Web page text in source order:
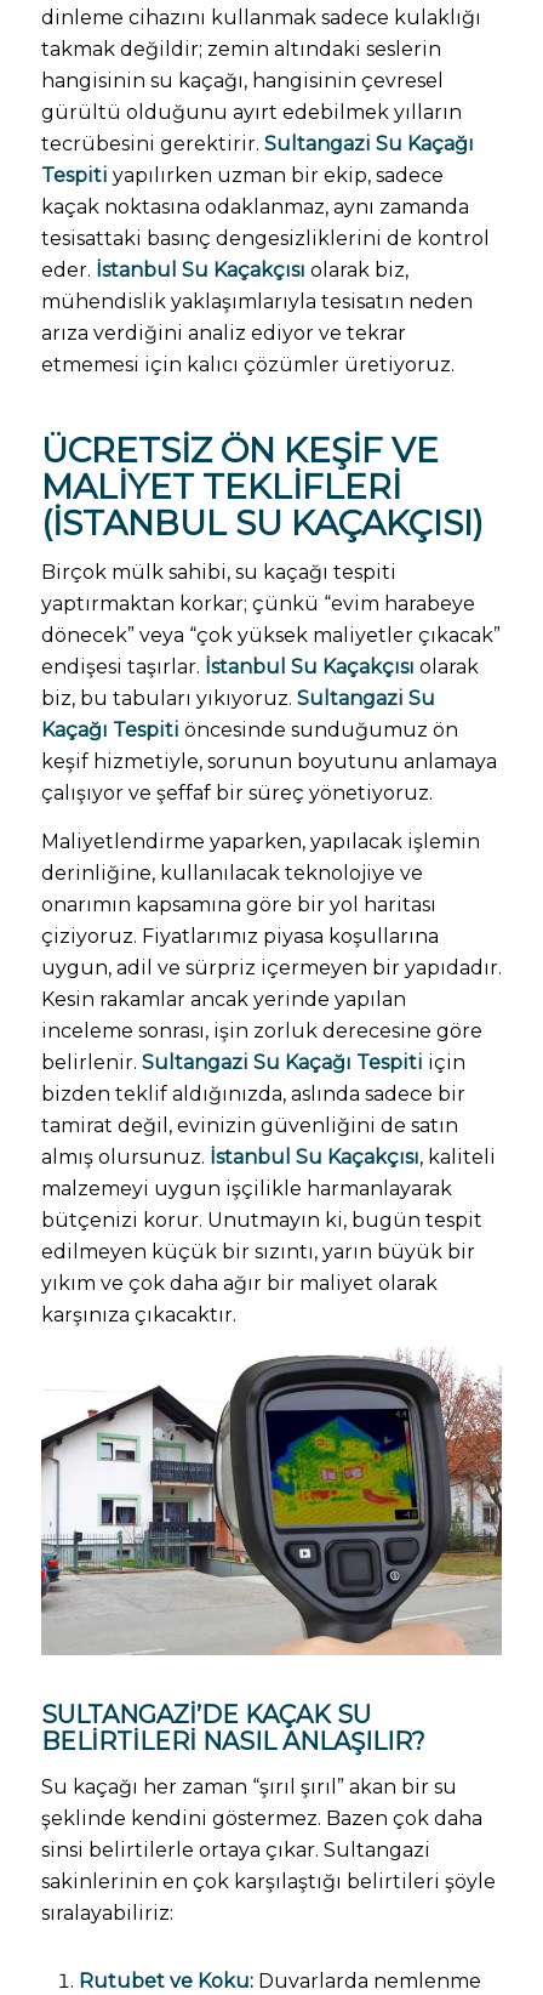
dinleme cihazını kullanmak sadece kulaklığı
takmak değildir; zemin altındaki seslerin
hangisinin su kaçağı, hangisinin çevresel
gürültü olduğunu ayırt edebilmek yılların
tecrübesini gerektirir. Sultangazi Su Kaçağı
Tespiti yapılırken uzman bir ekip, sadece
kaçak noktasına odaklanmaz, aynı zamanda
tesisattaki basınç dengesizliklerini de kontrol
eder. İstanbul Su Kaçakçısı olarak biz,
mühendislik yaklaşımlarıyla tesisatın neden
arıza verdiğini analiz ediyor ve tekrar
etmemesi için kalıcı çözümler üretiyoruz.
ÜCRETSIZ ÖN KEŞIF VE
MALIYET TEKLIFLERI
(İSTANBUL SU KAÇAKÇISI)
Birçok mülk sahibi, su kaçağı tespiti
yaptırmaktan korkar; çünkü “evim harabeye
dönecek” veya “çok yüksek maliyetler çıkacak”
endişesi taşırlar. İstanbul Su Kaçakçısı olarak
biz, bu tabuları yıkıyoruz. Sultangazi Su
Kaçağı Tespiti öncesinde sunduğumuz ön
keşif hizmetiyle, sorunun boyutunu anlamaya
çalışıyor ve şeffaf bir süreç yönetiyoruz.
Maliyetlendirme yaparken, yapılacak işlemin
derinliğine, kullanılacak teknolojiye ve
onarımın kapsamına göre bir yol haritası
çiziyoruz. Fiyatlarımız piyasa koşullarına
uygun, adil ve sürpriz içermeyen bir yapıdadır.
Kesin rakamlar ancak yerinde yapılan
inceleme sonrası, işin zorluk derecesine göre
belirlenir. Sultangazi Su Kaçağı Tespiti için
bizden teklif aldığınızda, aslında sadece bir
tamirat değil, evinizin güvenliğini de satın
almış olursunuz. İstanbul Su Kaçakçısı, kaliteli
malzemeyi uygun işçilikle harmanlayarak
bütçenizi korur. Unutmayın ki, bugün tespit
edilmeyen küçük bir sızıntı, yarın büyük bir
yıkım ve çok daha ağır bir maliyet olarak
karşınıza çıkacaktır.
SULTANGAZI’DE KAÇAK SU
BELIRTILERI NASIL ANLAŞILIR?
Su kaçağı her zaman “şırıl şırıl” akan bir su
şeklinde kendini göstermez. Bazen çok daha
sinsi belirtilerle ortaya çıkar. Sultangazi
sakinlerinin en çok karşılaştığı belirtileri şöyle
sıralayabiliriz:
Rutubet ve Koku:Duvarlarda nemlenme